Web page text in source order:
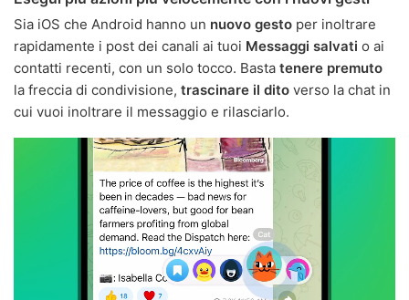
Sia iOS che Android hanno un nuovo gesto per inoltrare
rapidamente i post dei canali ai tuoi Messaggi salvati o ai
contatti recenti, con un solo tocco. Basta tenere premuto
la freccia di condivisione, trascinare il dito verso la chat in
cui vuoi inoltrare il messaggio e rilasciarlo.